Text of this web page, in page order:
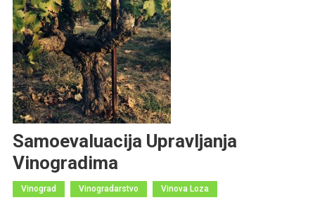
Samoevaluacija Upravljanja
Vinogradima
Vinograd Vinogradarstvo Vinova Loza